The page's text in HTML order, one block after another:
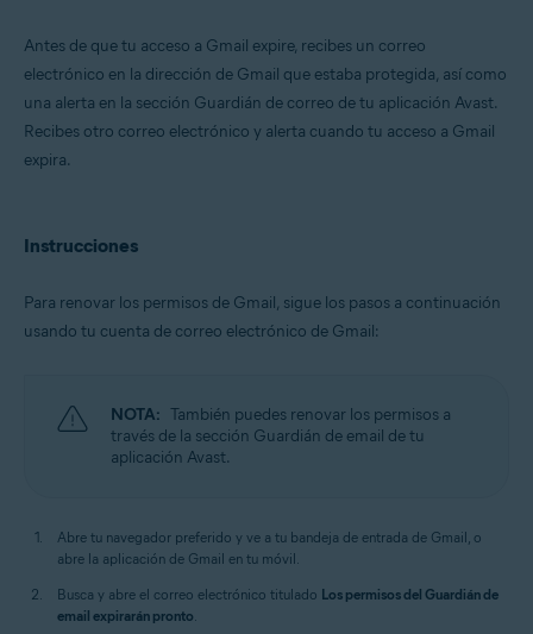
Antes de que tu acceso a Gmail expire, recibes un correo
electrónico en la dirección de Gmail que estaba protegida, así como
una alerta en la sección Guardián de correo de tu aplicación Avast.
Recibes otro correo electrónico y alerta cuando tu acceso a Gmail
expira.
Instrucciones
Para renovar los permisos de Gmail, sigue los pasos a continuación
usando tu cuenta de correo electrónico de Gmail:
NOTA: También puedes renovar los permisos a
través de la sección Guardián de email de tu
aplicación Avast.
Abre tu navegador preferido y ve a tu bandeja de entrada de Gmail, o
abre la aplicación de Gmail en tu móvil.
Busca y abre el correo electrónico titulado Los permisos del Guardián de
email expirarán pronto.